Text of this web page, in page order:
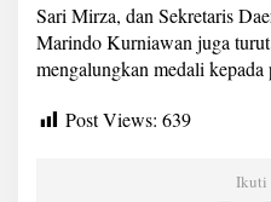
Sari Mirza, dan Sekretaris
Marindo Kurniawan juga turut
mengalungkan medali
Post Views: 639
Ikuti